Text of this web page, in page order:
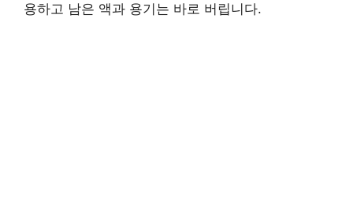
용하고 남은 액과 용기는 바로 버립니다.